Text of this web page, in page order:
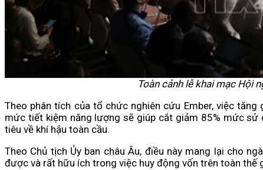
Toàn cảnh lễ khai mạc Hội
Theo phân tích của tổ chức nghiên cứu Ember, việc
mức tiết kiệm năng lượng sẽ giúp cắt giảm 85% mức sử
tiêu về khí hậu toàn cầu.
Theo Chủ tịch Ủy ban châu Âu, điều này mang lại cho
được và rất hữu ích trong việc huy động vốn trên toàn